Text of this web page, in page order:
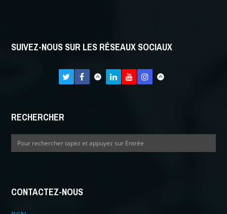
SUIVEZ-NOUS SUR LES RÉSEAUX SOCIAUX
RECHERCHER
CONTACTEZ-NOUS